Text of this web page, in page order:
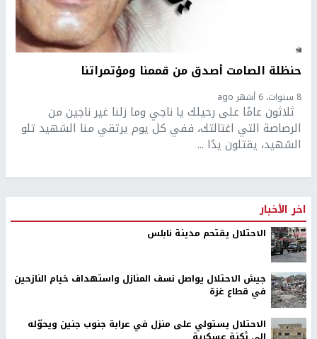
حنظلة الصامت أصدق من قممنا ومؤتمراتنا
8 سنوات، 6 أشهر ago
ثلاثون عامًا على رحيلك يا ناجي وما زلنا غير ناجين من
الرصاصة التي اغتالتك، ففي كل يوم يرتقي منا الشهيد تلو
الشهيد، يقتلون يدًا ...
اخر الأخبار
الاحتلال يقتحم مدينة نابلس
جيش الاحتلال يواصل نسف المنازل واستهداف خيام النازحين
في قطاع غزة
الاحتلال يستولي على منزل في عرابة جنوب جنين ويحوّله